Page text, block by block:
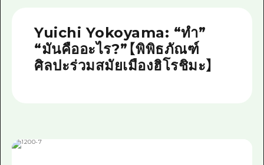
ข้อมูลการขนส่งระหว่างเกิดภัยพิบัติ
Yuichi Yokoyama: “ทำ”
“มันคืออะไร?”【พิพิธภัณฑ์
ศิลปะร่วมสมัยเมืองฮิโรชิมะ】